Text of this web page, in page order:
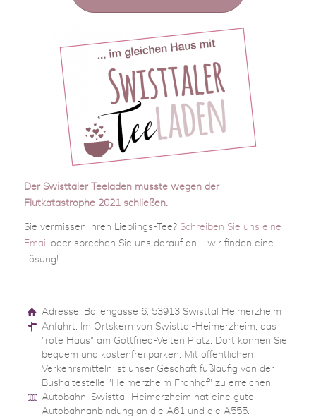
Der Swisttaler Teeladen musste wegen der
Flutkatastrophe 2021 schließen.
Sie vermissen Ihren Lieblings-Tee? Schreiben Sie uns eine
Email oder sprechen Sie uns darauf an – wir finden eine
Lösung!
Adresse: Ballengasse 6, 53913 Swisttal Heimerzheim
Anfahrt: Im Ortskern von Swisttal-Heimerzheim, das
"rote Haus" am Gottfried-Velten Platz. Dort können Sie
bequem und kostenfrei parken. Mit öffentlichen
Verkehrsmitteln ist unser Geschäft fußläufig von der
Bushaltestelle "Heimerzheim Fronhof" zu erreichen.
Autobahn: Swisttal-Heimerzheim hat eine gute
Autobahnanbindung an die A61 und die A555.